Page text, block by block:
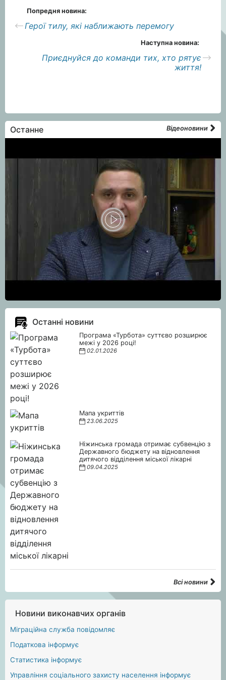
Попредня новина:
Герої тилу, які наближають перемогу
Наступна новина:
Приєднуйся до команди тих, хто рятує
життя!
Останне Відеоновини
Останні новини
Програма «Турбота» суттєво розширює
межі у 2026 році!
02.01.2026
Мапа укриттів
23.06.2025
Ніжинська громада отримає субвенцію з
Державного бюджету на відновлення
дитячого відділення міської лікарні
09.04.2025
Всі новини
Новини виконавчих органів
Міграційна служба повідомляє
Податкова інформує
Статистика інформує
Управління соціального захисту населення інформує